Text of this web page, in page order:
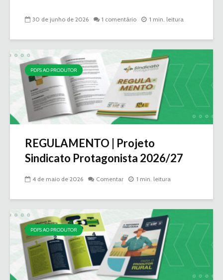
30 de junho de 2026 1 comentário 1 min. leitura
PDFS AO PRODUTOR
REGULAMENTO | Projeto
Sindicato Protagonista 2026/27
4 de maio de 2026 Comentar 1 min. leitura
PDFS AO PRODUTOR